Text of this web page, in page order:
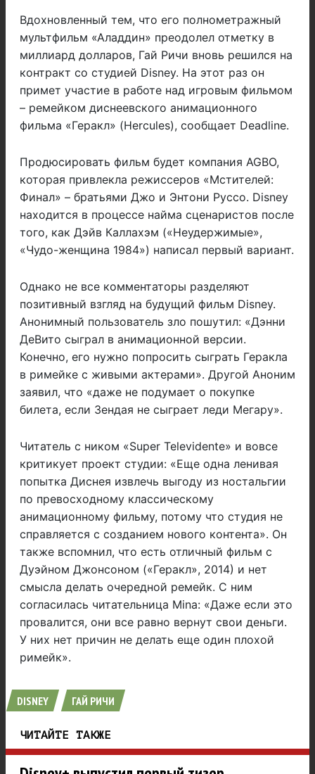
Вдохновленный тем, что его полнометражный
мультфильм «Аладдин» преодолел отметку в
миллиард долларов, Гай Ричи вновь решился на
контракт со студией Disney. На этот раз он
примет участие в работе над игровым фильмом
– ремейком диснеевского анимационного
фильма «Геракл» (Hercules), сообщает Deadline.
Продюсировать фильм будет компания AGBO,
которая привлекла режиссеров «Мстителей:
Финал» – братьями Джо и Энтони Руссо. Disney
находится в процессе найма сценаристов после
того, как Дэйв Каллахэм («Неудержимые»,
«Чудо-женщина 1984») написал первый вариант.
Однако не все комментаторы разделяют
позитивный взгляд на будущий фильм Disney.
Анонимный пользователь зло пошутил: «Дэнни
ДеВито сыграл в анимационной версии.
Конечно, его нужно попросить сыграть Геракла
в римейке с живыми актерами». Другой Аноним
заявил, что «даже не подумает о покупке
билета, если Зендая не сыграет леди Мегару».
Читатель с ником «Super Televidente» и вовсе
критикует проект студии: «Еще одна ленивая
попытка Диснея извлечь выгоду из ностальгии
по превосходному классическому
анимационному фильму, потому что студия не
справляется с созданием нового контента». Он
также вспомнил, что есть отличный фильм с
Дуэйном Джонсоном («Геракл», 2014) и нет
смысла делать очередной ремейк. С ним
согласилась читательница Mina: «Даже если это
провалится, они все равно вернут свои деньги.
У них нет причин не делать еще один плохой
римейк».
DISNEY ГАЙ РИЧИ
ЧИТАЙТЕ ТАКЖЕ